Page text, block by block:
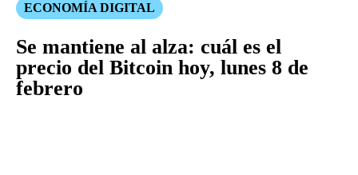
Se mantiene al alza: cuál es el
precio del Bitcoin hoy, lunes 8 de
febrero
ECONOMÍA DIGITAL